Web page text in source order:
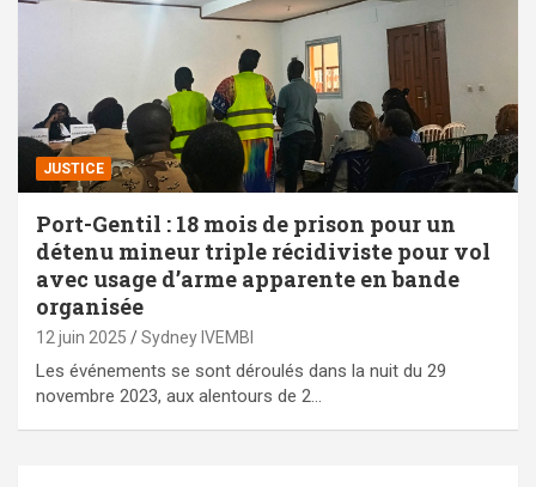
JUSTICE
Port-Gentil : 18 mois de prison pour un
détenu mineur triple récidiviste pour vol
avec usage d’arme apparente en bande
organisée
12 juin 2025 Sydney IVEMBI
Les événements se sont déroulés dans la nuit du 29
novembre 2023, aux alentours de 2…